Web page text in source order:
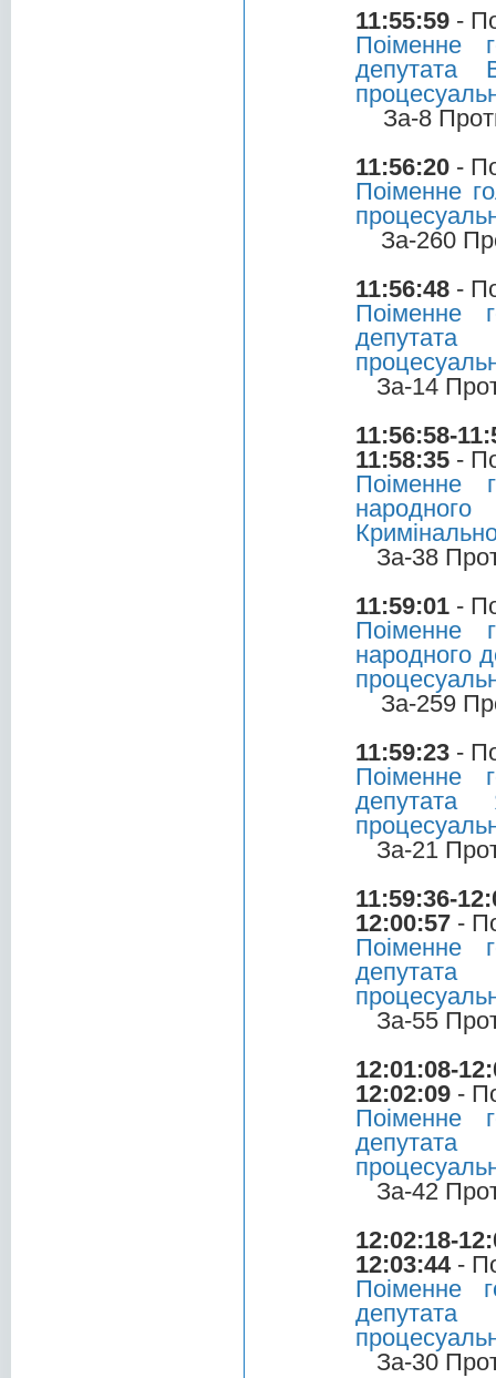
11:55:59 -
Поіменне
депутата
За-8
11:56:20 -
Поіменне
За-260
11:56:48 -
Поіменне
За-14
11:56:58-
11:58:35 -
Поіменне
За-38
11:59:01 -
Поіменне
народного
За-259
11:59:23 -
Поіменне
За-21
11:59:36-
12:00:57 -
Поіменне
За-55
12:01:08-
12:02:09 -
Поіменне
За-42
12:02:18-
12:03:44-
Поіменне
За-30